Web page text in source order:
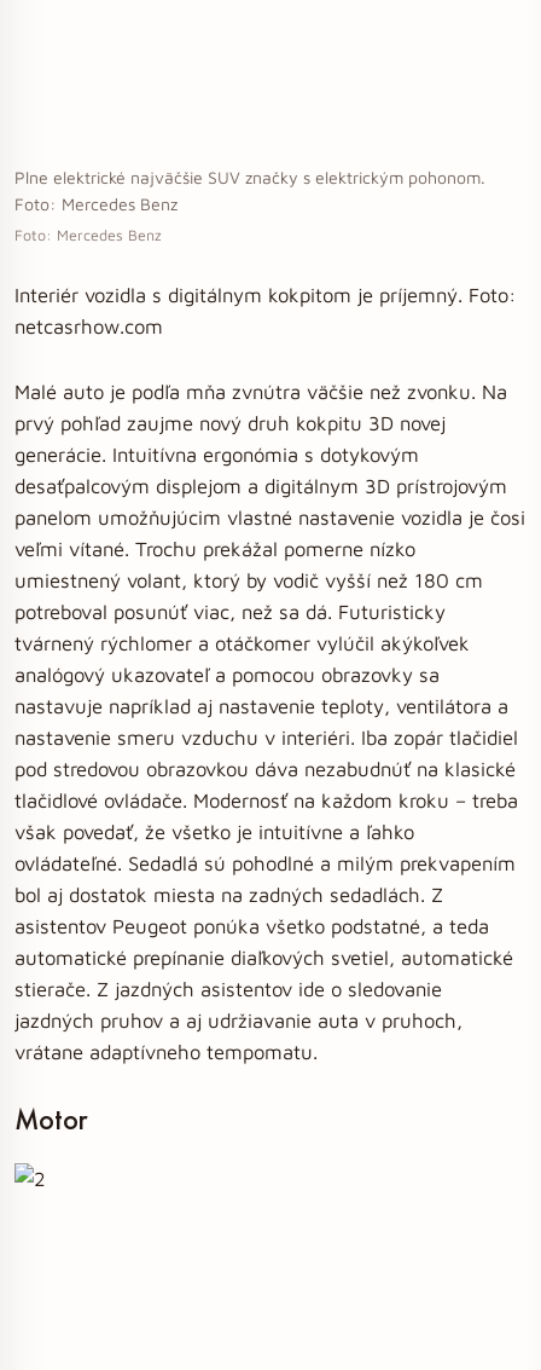
Plne elektrické najväčšie SUV značky s elektrickým pohonom.
Foto: Mercedes Benz
Foto: Mercedes Benz
Interiér vozidla s digitálnym kokpitom je príjemný. Foto:
netcasrhow.com
Malé auto je podľa mňa zvnútra väčšie než zvonku. Na
prvý pohľad zaujme nový druh kokpitu 3D novej
generácie. Intuitívna ergonómia s dotykovým
desaťpalcovým displejom a digitálnym 3D prístrojovým
panelom umožňujúcim vlastné nastavenie vozidla je čosi
veľmi vítané. Trochu prekážal pomerne nízko
umiestnený volant, ktorý by vodič vyšší než 180 cm
potreboval posunúť viac, než sa dá. Futuristicky
tvárnený rýchlomer a otáčkomer vylúčil akýkoľvek
analógový ukazovateľ a pomocou obrazovky sa
nastavuje napríklad aj nastavenie teploty, ventilátora a
nastavenie smeru vzduchu v interiéri. Iba zopár tlačidiel
pod stredovou obrazovkou dáva nezabudnúť na klasické
tlačidlové ovládače. Modernosť na každom kroku – treba
však povedať, že všetko je intuitívne a ľahko
ovládateľné. Sedadlá sú pohodlné a milým prekvapením
bol aj dostatok miesta na zadných sedadlách. Z
asistentov Peugeot ponúka všetko podstatné, a teda
automatické prepínanie diaľkových svetiel, automatické
stierače. Z jazdných asistentov ide o sledovanie
jazdných pruhov a aj udržiavanie auta v pruhoch,
vrátane adaptívneho tempomatu.
Motor